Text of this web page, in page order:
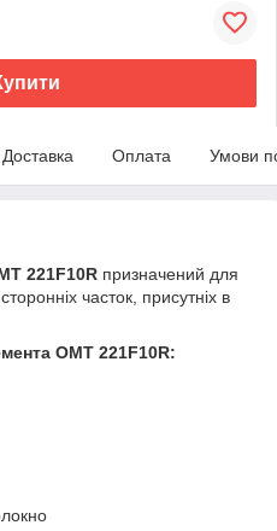
Доставка Оплата Умови
221F10R призначений для
часток, присутніх в
OMT 221F10R: